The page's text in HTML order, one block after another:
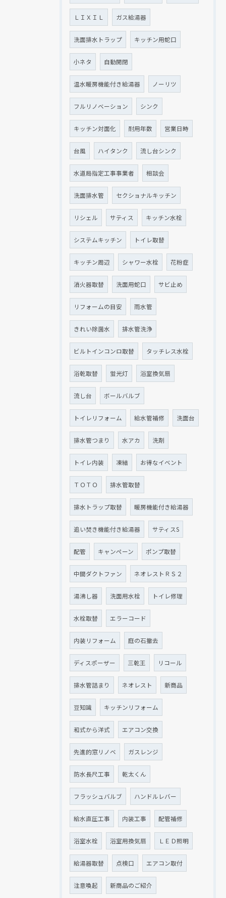
ＬＩＸＩＬ ガス給湯器
洗面排水トラップ キッチン用蛇口
小ネタ 自動開閉
温水暖房機能付き給湯器 ノーリツ
フルリノベーション シンク
キッチン対面化 耐用年数 営業日時
台風 ハイタンク 流し台シンク
水道局指定工事事業者 相談会
洗面排水管 セクショナルキッチン
リシェル サティス キッチン水栓
システムキッチン トイレ取替
キッチン周辺 シャワー水栓 花粉症
消火器取替 洗面用蛇口 サビ止め
リフォームの目安 雨水管
きれい除菌水 排水管洗浄
ビルトインコンロ取替 タッチレス水栓
浴乾取替 蛍光灯 浴室換気扇
流し台 ボールバルブ
トイレリフォーム 給水管補修 洗面台
排水管つまり 水アカ 洗剤
トイレ内装 凍結 お得なイベント
ＴＯＴＯ 排水管取替
排水トラップ取替 暖房機能付き給湯器
追い焚き機能付き給湯器 サティスS
配管 キャンペーン ポンプ取替
中間ダクトファン ネオレストＲＳ２
湯沸し器 洗面用水栓 トイレ修理
水栓取替 エラーコード
内装リフォーム 庭の石撤去
ディスポーザー 三乾王 リコール
排水管詰まり ネオレスト 新商品
豆知識 キッチンリフォーム
和式から洋式 エアコン交換
先進的窓リノベ ガスレンジ
防水長尺工事 乾太くん
フラッシュバルブ ハンドルレバー
給水直圧工事 内装工事 配管補修
浴室水栓 浴室用換気扇 ＬＥＤ照明
給湯器取替 点検口 エアコン取付
注意喚起 新商品のご紹介